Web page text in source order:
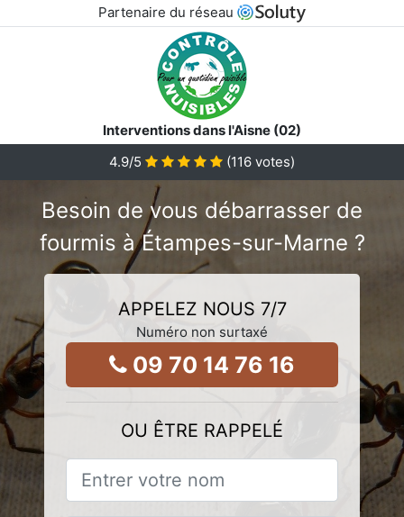
Partenaire du réseau
Interventions dans l'Aisne (02)
4.9/5 (116 votes)
Besoin de vous débarrasser de
fourmis à Étampes-sur-Marne ?
APPELEZ NOUS 7/7
Numéro non surtaxé
09 70 14 76 16
OU ÊTRE RAPPELÉ